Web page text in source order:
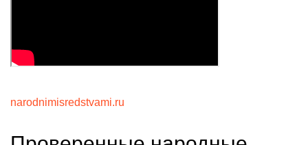
narodnimisredstvami.ru